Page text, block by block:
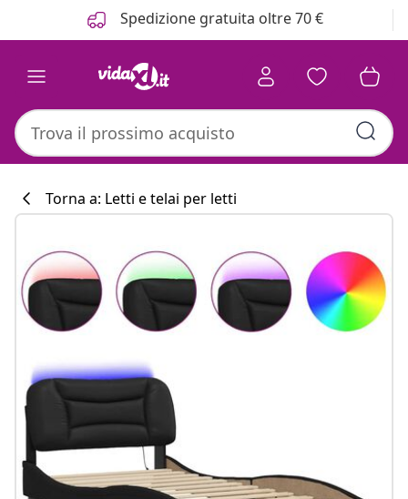
Spedizione gratuita oltre 70 €
Torna a: Letti e telai per letti